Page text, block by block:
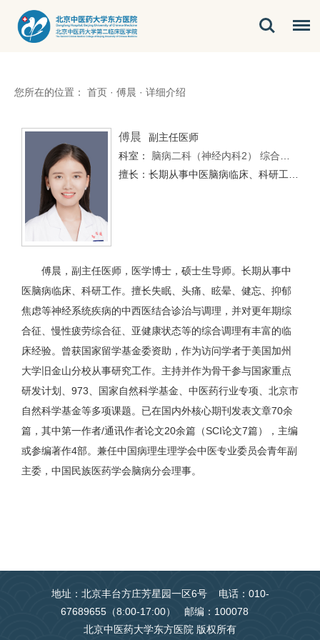
您所在的位置： 首页 · 傅晨 · 详细介绍
傅晨
副主任医师
科室：
脑病二科（神经内科2）
综合内科（经开区）
傅晨，副主任医师，医学博士，硕士生导师。长期从事中
医脑病临床、科研工作。擅长失眠、头痛、眩晕、健忘、抑郁
焦虑等神经系统疾病的中西医结合诊治与调理，并对更年期综
合征、慢性疲劳综合征、亚健康状态等的综合调理有丰富的临
床经验。曾获国家留学基金委资助，作为访问学者于美国加州
大学旧金山分校从事研究工作。主持并作为骨干参与国家重点
研发计划、973、国家自然科学基金、中医药行业专项、北京市
自然科学基金等多项课题。已在国内外核心期刊发表文章70余
篇，其中第一作者/通讯作者论文20余篇（SCI论文7篇），主编
或参编著作4部。兼任中国病理生理学会中医专业委员会青年副
主委，中国民族医药学会脑病分会理事。
地址：北京丰台方庄芳星园一区6号 电话：010-
67689655（8:00-17:00） 邮编：100078
北京中医药大学东方医院 版权所有